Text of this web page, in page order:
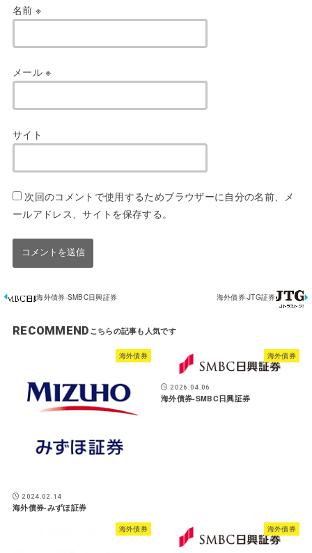
名前 ※
メール※
サイト
次回のコメントで使用するためブラウザーに自分の名前、メ
ールアドレス、サイトを保存する。
海外債券-SMBC日興証券 海外債券-JTG証券
RECOMMEND
海外債券
2024.02.14
海外債券-みずほ証券
海外債券
2026.04.06
海外債券-SMBC日興証券
海外債券 海外債券